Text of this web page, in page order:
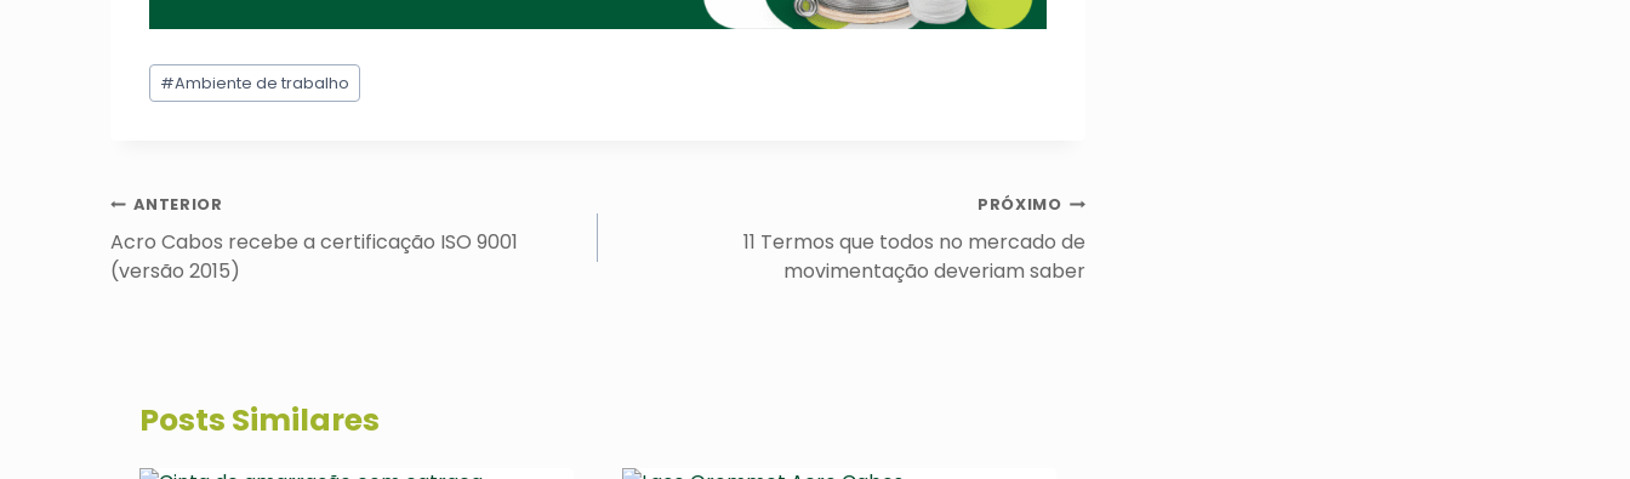
Tags
do
#Ambiente de trabalho
Navegação
de
Post
ANTERIOR
Acro Cabos recebe a certificação ISO 9001
(versão 2015)
PRÓXIMO
11 Termos que todos no mercado de
movimentação deveriam saber
Posts Similares